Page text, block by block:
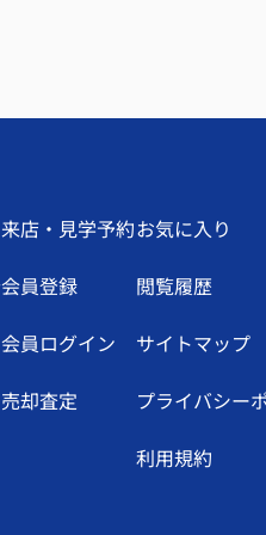
来店・見学予約
会員登録
会員ログイン
売却査定
お気に入り
閲覧履歴
サイトマップ
プライバシー
利用規約